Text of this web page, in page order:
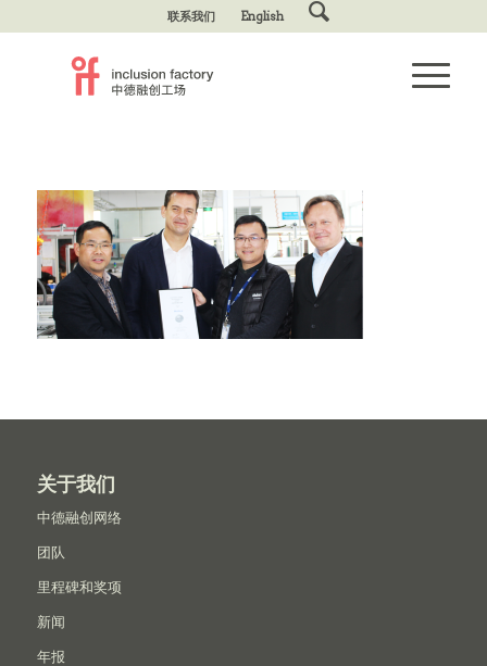
联系我们 English
关于我们
中德融创网络
团队
里程碑和奖项
新闻
年报